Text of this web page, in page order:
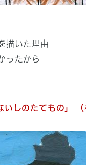
描いた理由
たから
しのたてもの」